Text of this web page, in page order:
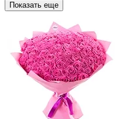
Показать еще